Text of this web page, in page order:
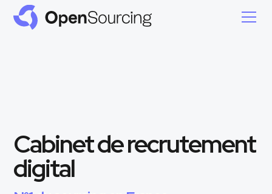
Cabinet de recrutement
digital